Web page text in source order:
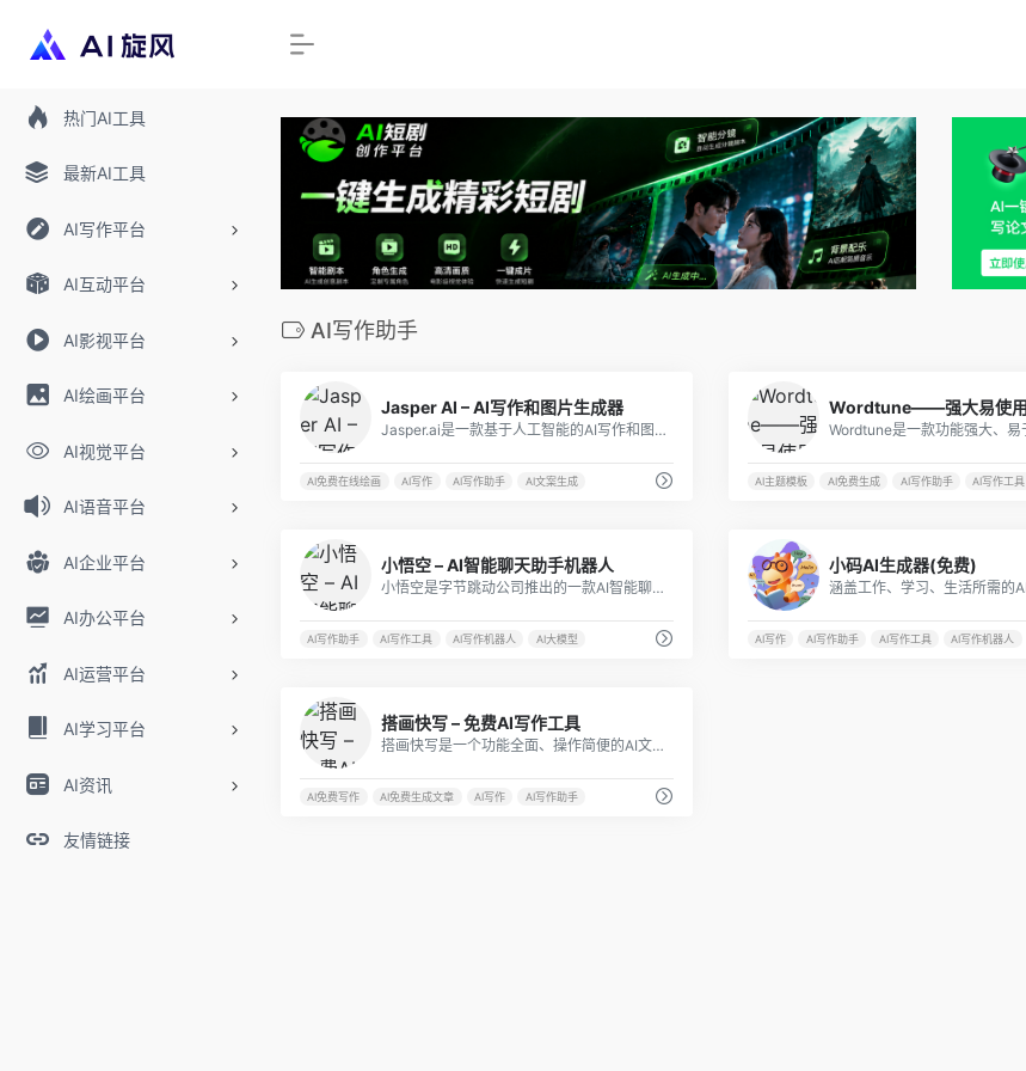
热门AI工具
最新AI工具
AI写作平台
AI互动平台
AI影视平台
AI绘画平台
AI视觉平台
AI语音平台
AI企业平台
AI办公平台
AI运营平台
AI学习平台
AI资讯
友情链接
AI写作助手
Jasper AI – AI写作和图片生成器
Jasper.ai是一款基于人工智能的AI写作和图片生成工具，它可以根据用户的输入和需求，自动生成各种类型和风格的文案和图片。
AI免费在线绘画 AI写作 AI写作助手 AI文案生成 AI主题模板 AI免费生成 AI写作助手 AI写作工具
小悟空 – AI智能聊天助手机器人
小悟空是字节跳动公司推出的一款AI智能聊天助手机器人，内置了多种AI工具，可以帮助你完成各种任务，例如查询天气、看新闻等。
AI写作助手 AI写作工具 AI写作机器人 AI大模型
小码AI生成器(免费)
AI写作 AI写作助手 AI写作工具 AI写作机器人
搭画快写 – 免费AI写作工具
搭画快写是一个功能全面、操作简便的AI文字生成工具，不论是对于提高写作效率还是优化文本质量，都有很好的效果。
AI免费写作 AI免费生成文章 AI写作 AI写作助手